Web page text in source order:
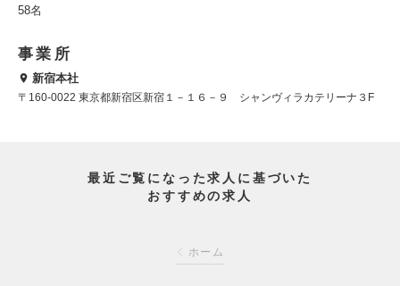
58名
事業所
新宿本社
〒160-0022 東京都新宿区新宿１－１６－９ シャンヴィラカテリーナ３F
最近ご覧になった求人に基づいた
おすすめの求人
ホーム